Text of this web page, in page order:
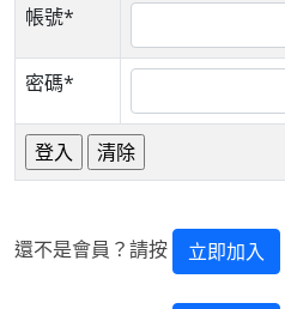
帳號*
密碼*
還不是會員？請按 立即加入